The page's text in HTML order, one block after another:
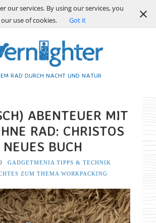
RAD DURCH NACHT UND NATUR
ABENTEUER MIT
RAD: CHRISTOS
NEUES BUCH
GADGETMENIA TIPPS & TECHNIK
ZUM THEMA WORKPACKING
our services. By using our services, you
use of cookies.
Got it